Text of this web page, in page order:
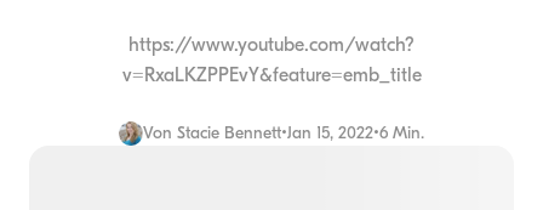
https://www.youtube.com/watch?
v=RxaLKZPPEvY&feature=emb_title
Von Stacie Bennett•Jan 15, 2022•6 Min.